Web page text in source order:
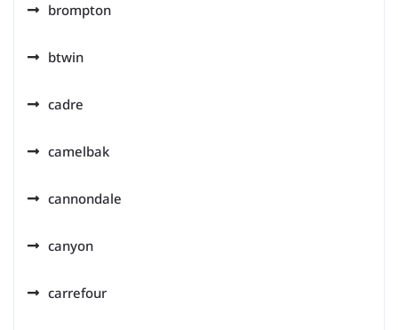
brompton
btwin
cadre
camelbak
cannondale
canyon
carrefour